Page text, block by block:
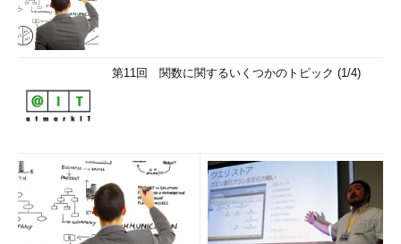
第11回 関数に関するいくつかのトピック (1/4)